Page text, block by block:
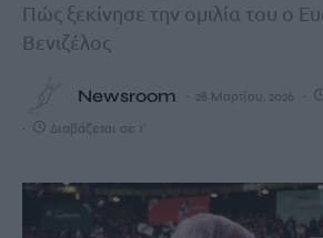
Πώς ξεκίνησε την ομιλία του ο
Βενιζέλος
Newsroom 28 Μαρτίου, 2026
Διαβάζεται σε 1'